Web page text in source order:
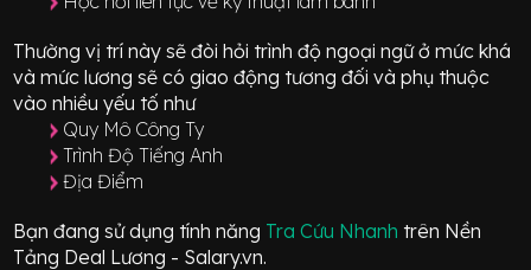
Thường vị trí này sẽ đòi hỏi trình độ ngoại ngữ ở mứckhá
và mức lương sẽ có giao động tương đối và phụ thuộc
vào nhiều yếu tố như
Quy Mô Công Ty
Trình Độ Tiếng Anh
Địa Điểm
Bạn đang sử dụng tính năng Tra Cứu Nhanh trên Nền
Tảng Deal Lương - Salary.vn.